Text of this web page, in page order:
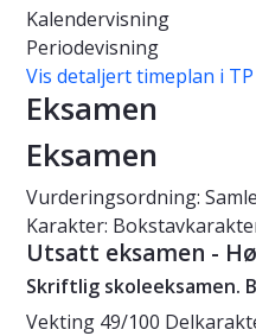
Kalendervisning
Periodevisning
Vis detaljert timeplan i TP
Eksamen
Eksamen
Vurderingsordning:
Karakter:
Utsatt eksamen -
Skriftlig skoleeksamen.
Vekting 49/100